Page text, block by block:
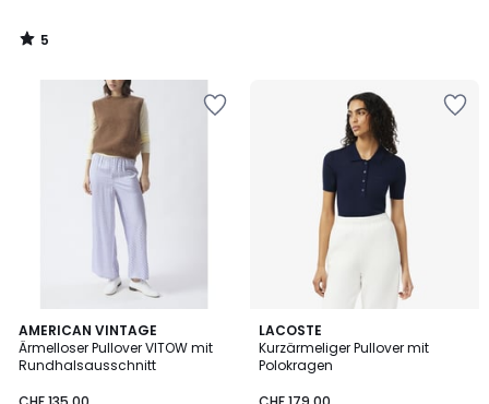
5
/
AMERICAN VINTAGE
Ärmelloser Pullover VITOW mit
Rundhalsausschnitt
LACOSTE
Kurzärmeliger Pullover mit
Polokragen